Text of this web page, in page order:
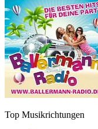
Top Musikrichtungen